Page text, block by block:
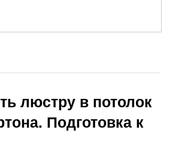
люстру в потолок
Подготовка к